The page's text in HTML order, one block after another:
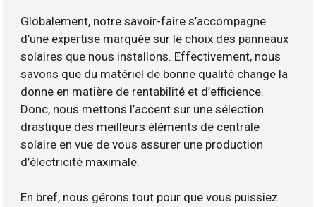
Globalement, notre savoir-faire s’accompagne
d’une expertise marquée sur le choix des panneaux
solaires que nous installons. Effectivement, nous
savons que du matériel de bonne qualité change la
donne en matière de rentabilité et d’efficience.
Donc, nous mettons l’accent sur une sélection
drastique des meilleurs éléments de centrale
solaire en vue de vous assurer une production
d’électricité maximale.
En bref, nous gérons tout pour que vous puissiez